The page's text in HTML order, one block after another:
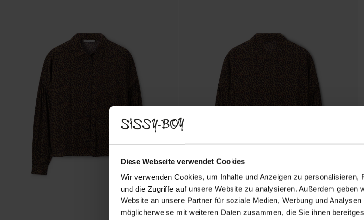
Diese Webseite verwendet Cookies
Wir verwenden Cookies, um Inhalte und Anzeigen zu
und die Zugriffe auf unsere Website zu analysieren. Außerdem geben
Website an unsere Partner für soziale Medien, Werbung und
möglicherweise mit weiteren Daten zusammen, die Sie ihnen